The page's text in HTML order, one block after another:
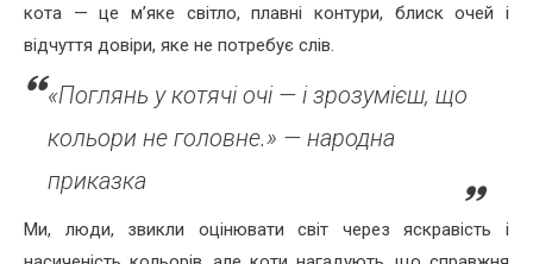
кота — це м’яке світло, плавні контури, блиск очей і
відчуття довіри, яке не потребує слів.
«Поглянь у котячі очі — і зрозумієш, що
кольори не головне.» — народна
приказка
Ми, люди, звикли оцінювати світ через яскравість і